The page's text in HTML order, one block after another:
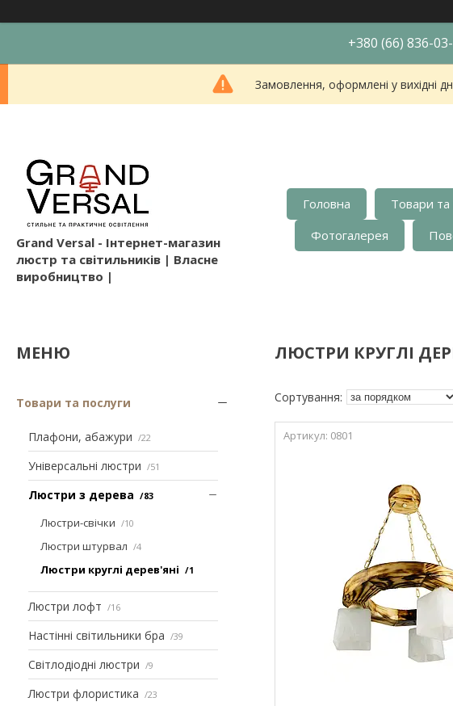
+380 (66) 836-
Замовлення, оформлені у вихідні
Grand Versal - Інтернет-магазин
люстр та світильників | Власне
виробництво |
Головна Товари та
Фотогалерея
Товари та послуги
Плафони, абажури 22
Універсальні люстри 51
Люстри з дерева 83
Люстри-свічки 10
Люстри штурвал 4
Люстри круглі дерев'яні 1
Люстри лофт 16
Настінні світильники бра 39
Світлодіодні люстри 9
Люстри флористика 23
ЛЮСТРИ КРУГЛІ
0801